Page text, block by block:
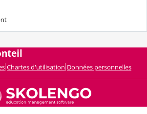
Chartes d'utilisation Données personnelles